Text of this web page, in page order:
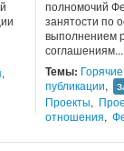
,
полномочий
занятости по
выполнением
соглашениям...
Темы:
публикации,
Проекты,
отношения,